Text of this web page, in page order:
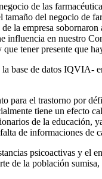
de las
del negocio
la empresa
influencia en nuestro
tener presente que
base de datos
para el trastorno por
tiene un efecto
de la educación,
de informaciones de
psicoactivas y
de la población